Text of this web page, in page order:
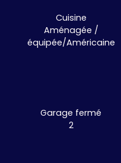
Cuisine
Aménagée /
équipée/Américaine
Garage fermé
2